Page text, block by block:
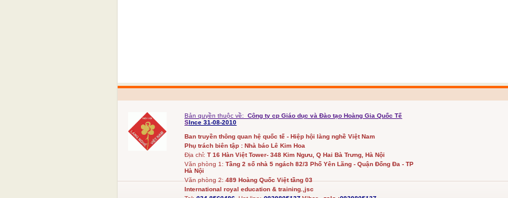
Bản quyền thuộc về:
Công ty cp Giáo dục và Đào tạo Hoàng Gia Quốc Tế
SInce 31-08-2010
Ban truyền thông quan hệ quốc tế - Hiệp hội làng nghề Việt Nam
Phụ trách biên tập : Nhà báo Lê Kim Hoa
Địa chỉ: T 16 Hàn Việt Tower- 348 Kim Ngưu, Q Hai Bà Trưng, Hà Nội
Văn phòng 1:Tầng 2 số nhà 5 ngách 82/3 Phố Yên Lãng - Quận Đống Đa - TP
Hà Nội
Văn phòng 2:489 Hoàng Quốc Việt tầng 03
International royal education & training.,jsc